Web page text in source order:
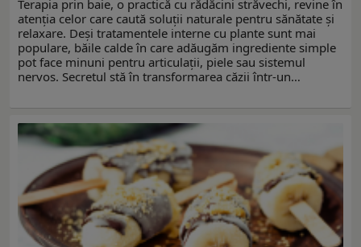
Terapia prin baie, o practică cu rădăcini străvechi, revine în
atenția celor care caută soluții naturale pentru sănătate și
relaxare. Deși tratamentele interne cu plante sunt mai
populare, băile calde în care adăugăm ingrediente simple
pot face minuni pentru articulații, piele sau sistemul
nervos. Secretul stă în transformarea căzii într-un…